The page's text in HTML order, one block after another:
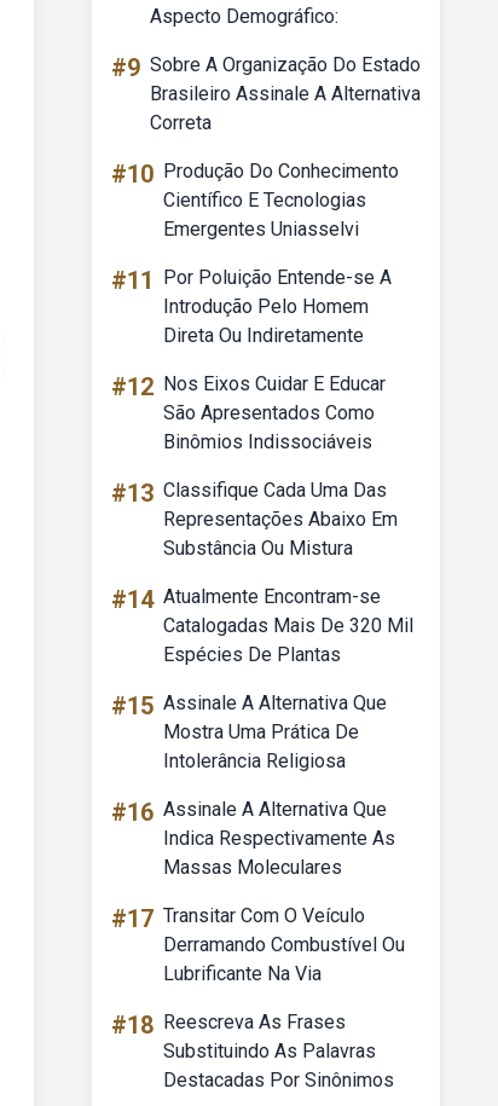
Aspecto Demográfico:
#9 Sobre A Organização Do Estado
Brasileiro Assinale A Alternativa
Correta
#10 Produção Do Conhecimento
Científico E Tecnologias
Emergentes Uniasselvi
#11
Por Poluição Entende-se A
Introdução Pelo Homem
Direta Ou Indiretamente
#12 Nos Eixos Cuidar E Educar
São Apresentados Como
Binômios Indissociáveis
#13 Classifique Cada Uma Das
Representações Abaixo Em
Substância Ou Mistura
#14 Atualmente Encontram-se
Catalogadas Mais De 320 Mil
Espécies De Plantas
#15 Assinale A Alternativa Que
Mostra Uma Prática De
Intolerância Religiosa
#16 Assinale A Alternativa Que
Indica Respectivamente As
Massas Moleculares
#17 Transitar Com O Veículo
Derramando Combustível Ou
Lubrificante Na Via
#18 Reescreva As Frases
Substituindo As Palavras
Destacadas Por Sinônimos